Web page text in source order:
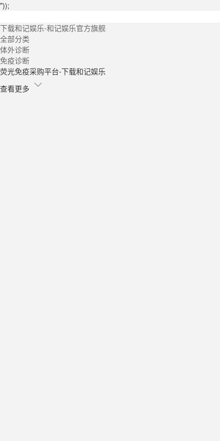
"));
下载和记娱乐-和记娱乐官方旗舰
全部分类
体外诊断
免疫诊断
荧光免疫采购平台-下载和记娱乐
查看更多